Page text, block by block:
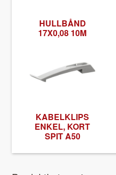
HULLBÅND
17X0,08 10M
KABELKLIPS
ENKEL, KORT
SPIT A50